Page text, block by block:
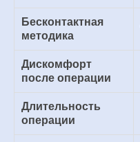
Бесконтактная
методика
Дискомфорт
после операции
Длительность
операции